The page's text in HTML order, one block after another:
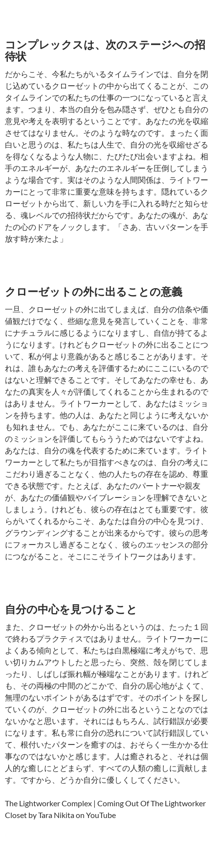
コンプレックスは、次のステージへの招
待状
だからこそ、今私たちがいるタイムラインでは、自分を閉
じ込めているクローゼットの中から出てくることが、この
タイムラインでの私たちの仕事の一つになっていると言え
ます。つまり、本当の自分を包み隠さず、ぜひとも自分の
意見や考えを表明するということです。あなたの光を収縮
させてはなりません。そのような時なのです。まったく面
白いと思うのは、私たちは人生で、自分の光を収縮せざる
を得なくなるような人物に、たびたび出会いますよね。相
手のエネルギーが、あなたのエネルギーを圧倒してしまう
ような場合です。実はそのような人間関係は、ライトワー
カーにとって非常に重要な意味を持ちます。隠れているク
ローゼットから出て、新しい力を手に入れる時だと知らせ
る、魂レベルでの招待状だからです。あなたの魂が、あな
たの心のドアをノックします。「さあ、古いパターンを手
放す時が来たよ」
クローゼットの外に出ることの意義
一旦、クローゼットの外に出てしまえば、自分の信条や価
値観だけでなく、些細な意見を発言していくことを、非常
にナチュラルに感じるようになりますし、自信が持てるよ
うになります。けれどもクローゼットの外に出ることにつ
いて、私が何より意義があると感じることがあります。そ
れは、誰もあなたの考えを評価するためにここにいるので
はないと理解できることです。そしてあなたの幸せも、あ
なたの真実を人々が評価してくれることから生まれるので
はありません。ライトワーカーとして、あなたはミッショ
ンを持ちます。他の人は、あなたと同じように考えないか
も知れません。でも、あなたがここに来ているのは、自分
のミッションを評価してもらううためではないですよね。
あなたは、自分の魂を代表するために来ています。ライト
ワーカーとして私たちが目指すべきなのは、自分の考えに
こだわり過ぎることなく、他の人たちの存在を認め、尊重
できる状態です。たとえば、あなたのパートナーや親友
が、あなたの価値観やバイブレーションを理解できないと
しましょう。けれども、彼らの存在はとても重要です。彼
らがいてくれるからこそ、あなたは自分の中心を見つけ、
グラウンディングすることが出来るからです。彼らの思考
にフォーカスし過ぎることなく、彼らのエッセンスの部分
につながること。そこにこそライトワークはあります。
自分の中心を見つけること
また、クローゼットの外から出るというのは、たった１回
で終わるプラクティスではありません。ライトワーカーに
よくある傾向として、私たちは白黒極端に考えがちで、思
い切りカムアウトしたと思ったら、突然、殻を閉じてしま
ったり、しばしば振れ幅が極端なことがあります。けれど
も、その両極の中間のどこかで、自分の居心地がよくて、
無理のないポイントがあるはずです。そのポイントを探し
ていくのが、クローゼットの外に出るということなのでは
ないかなと思います。それにはもちろん、試行錯誤が必要
になります。私も常に自分の恐れについて試行錯誤してい
て、根付いたパターンを癒すのは、おそらく一生かかる仕
事なのではないかと感じます。人は癒されると、それは個
人的な癒しにとどまらず、すべての人類の癒しに貢献しま
す。ですから、どうか自分に優しくしてください。
The Lightworker Complex | Coming Out Of The Lightworker
Closet by Tara Nikita on YouTube